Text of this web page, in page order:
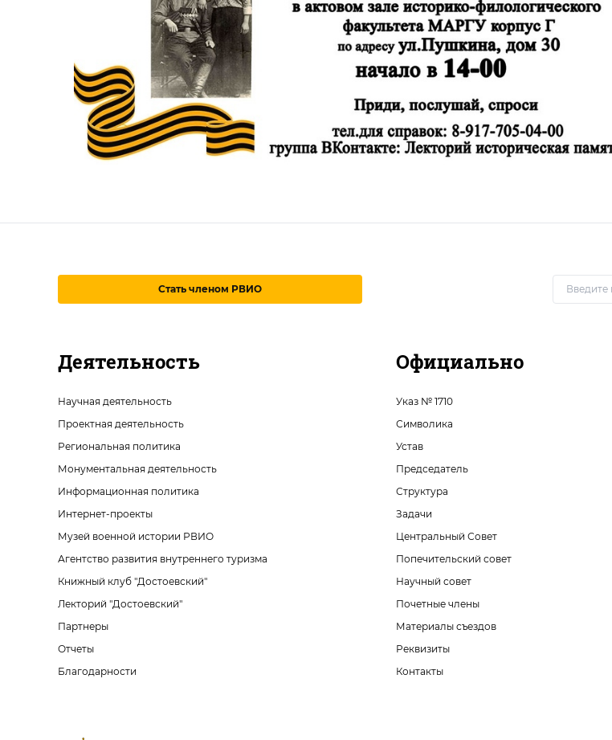
Стать членом РВИО
Деятельность
Научная деятельность
Проектная деятельность
Региональная политика
Монументальная деятельность
Информационная политика
Интернет-проекты
Музей военной истории РВИО
Агентство развития внутреннего туризма
Книжный клуб "Достоевский"
Лекторий "Достоевский"
Партнеры
Отчеты
Благодарности
Официально
Указ № 1710
Символика
Устав
Председатель
Структура
Задачи
Центральный Совет
Попечительский совет
Научный совет
Почетные члены
Материалы съездов
Реквизиты
Контакты